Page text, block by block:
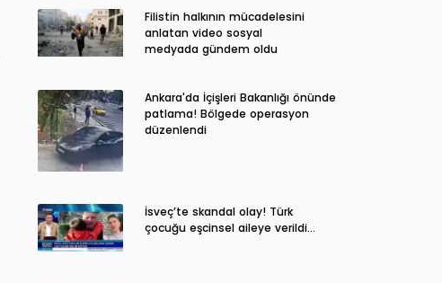
Filistin halkının mücadelesini
anlatan video sosyal
medyada gündem oldu
Ankara'da İçişleri Bakanlığı önünde
patlama! Bölgede operasyon
düzenlendi
İsveç’te skandal olay! Türk
çocuğu eşcinsel aileye verildi…